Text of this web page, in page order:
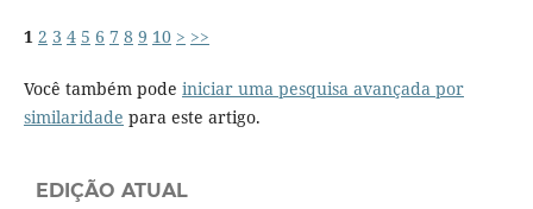
1 2 3 4 5 6 7 8 9 10 > >>
Você também pode iniciar uma pesquisa avançada por
similaridade para este artigo.
EDIÇÃO ATUAL